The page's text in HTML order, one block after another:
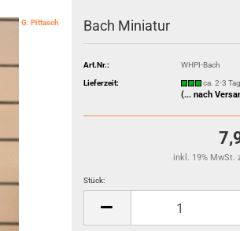
G. Pittasch
Bach Miniatur
Art.Nr.: WHPI-Bach
Lieferzeit: ca. 2-3
(... nach
inkl. 19% MwSt.
Stück: